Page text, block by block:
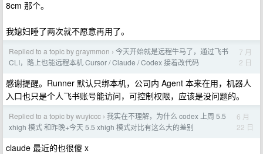
8cm 那个。
我媳妇睡了两次就不愿意再用了。
Replied to a topic by graymmon › 今天开始就是远程牛马了，通过飞书
CLI，路上也能远程本机 Cursor / Claude / Codex 接着改代码
7 月
2 日
感谢提醒。Runner 默认只绑本机，公司内 Agent 本来在用，机器人
入口也只是个人飞书账号能访问，可控制权限，应该是没问题的。
Replied to a topic by wuyiccc › 我实在不理解，为什么 codex 上周 5.5
xhigh 模式 和昨晚+今天 5.5 xhigh 模式对比有这么大的差别
6 月
22 日
claude 最近的也很傻 x